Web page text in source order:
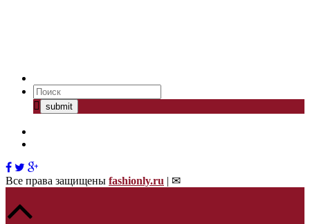
Все права защищены fashionly.ru | ✉